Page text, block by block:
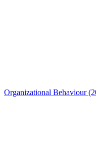
Organizational Behaviour